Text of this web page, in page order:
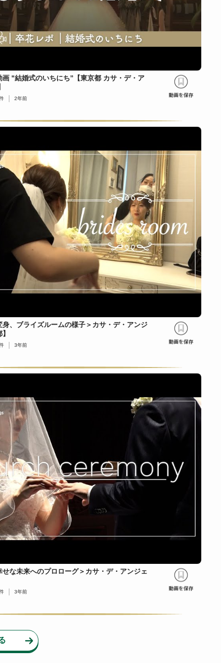
画 "結婚式のいちにち”【東京都 カサ・デ・ア
2年前
身、ブライズルームの様子＞カサ・デ・アンジ
3年前
な未来へのプロローグ＞カサ・デ・アンジェ
3年前